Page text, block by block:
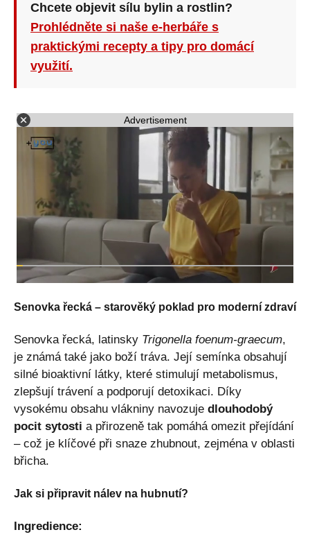
Chcete objevit sílu bylin a rostlin?
Prohlédněte si naše e-herbáře s
praktickými recepty a tipy pro domácí
využití.
Advertisement
Senovka řecká – starověký poklad pro moderní zdraví
Senovka řecká, latinsky Trigonella foenum-graecum,
je známá také jako boží tráva. Její semínka obsahují
silné bioaktivní látky, které stimulují metabolismus,
zlepšují trávení a podporují detoxikaci. Díky
vysokému obsahu vlákniny navozuje dlouhodobý
pocit sytosti a přirozeně tak pomáhá omezit přejídání
– což je klíčové při snaze zhubnout, zejména v oblasti
břicha.
Jak si připravit nálev na hubnutí?
Ingredience: